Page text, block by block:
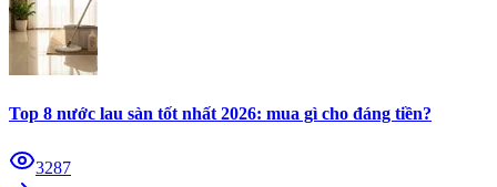
Top 8 nước lau sàn tốt nhất 2026: mua gì cho đáng tiền?
3287